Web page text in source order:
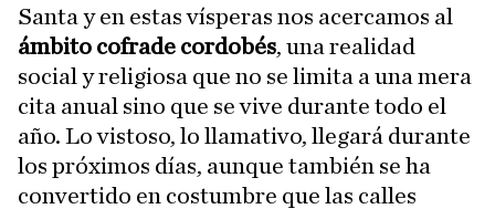
Santa y en estas vísperas nos acercamos al
ámbito cofrade cordobés, una realidad
social y religiosa que no se limita a una mera
cita anual sino que se vive durante todo el
año. Lo vistoso, lo llamativo, llegará durante
los próximos días, aunque también se ha
convertido en costumbre que las calles